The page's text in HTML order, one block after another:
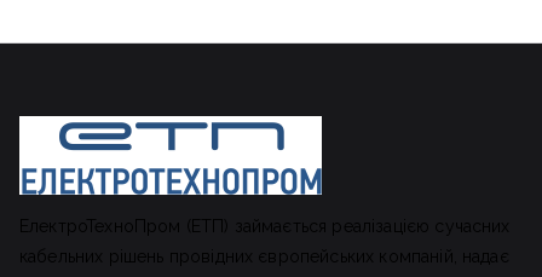
ЕлектроТехноПром (ЕТП) займається реалізацією сучасних
кабельних рішень провідних європейських компаній, надає